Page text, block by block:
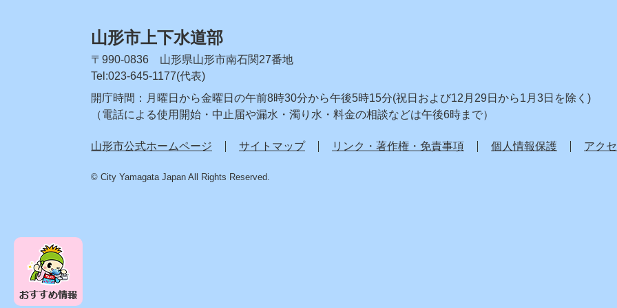
す
山形市上下水道部
〒990-0836 山形県山形市南石関27番地
Tel:023-645-1177(代表)
開庁時間：月曜日から金曜日の午前8時30分から午後5時15分(祝日および12月29日から1月3日を除く)
（電話による使用開始・中止届や漏水・濁り水・料金の相談などは午後6時まで）
山形市公式ホームページ サイトマップ リンク・著作権・免責事項 個人情報保護 アク
© City Yamagata Japan All Rights Reserved.